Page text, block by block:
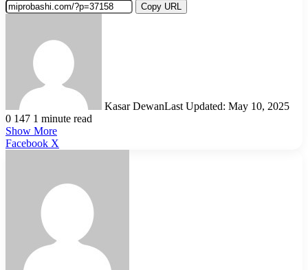
Copy URL
Kasar DewanLast Updated: May 10, 2025
0 147 1 minute read
Show More
Facebook X